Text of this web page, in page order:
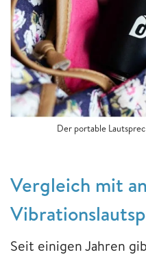
Der portable
Vergleich mit
Seit einigen Jahren